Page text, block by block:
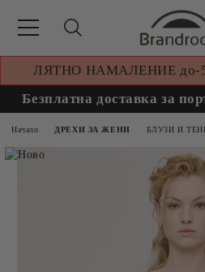
ЛЯТНО НАМАЛЕНИЕ до-
Безплатна доставка за
Начало ДРЕХИ ЗА ЖЕНИ БЛУЗИ И